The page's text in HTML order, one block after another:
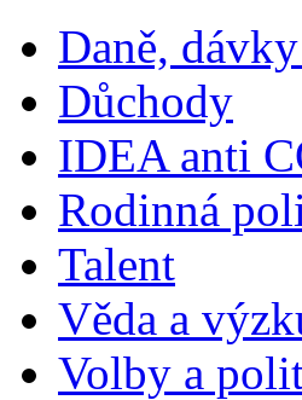
Daně,
Důchody
IDEA anti
Rodinná
Talent
Věda a
Volby a